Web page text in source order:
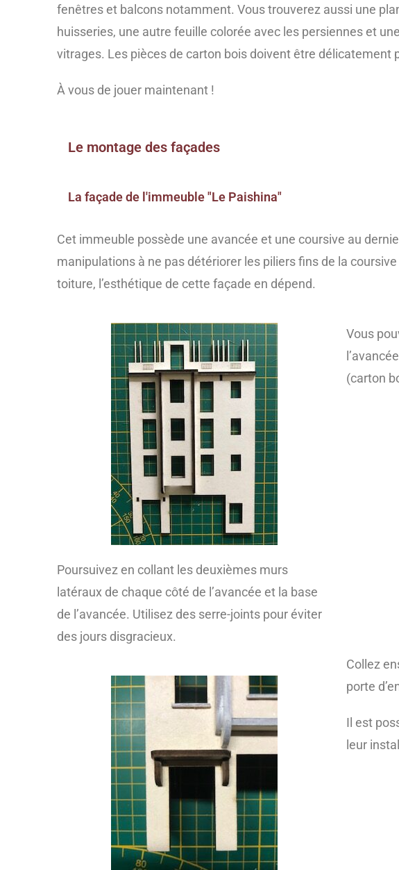
fenêtres et balcons notamment. Vous trouverez aussi une
huisseries, une autre feuille colorée avec les persiennes et
vitrages. Les pièces de carton bois doivent être délicatement
À vous de jouer maintenant !
Le montage des façades
La façade de l'immeuble "Le Paishina"
Cet immeuble possède une avancée et une coursive au
manipulations à ne pas détériorer les piliers fins de la
toiture, l’esthétique de cette façade en dépend.
Poursuivez en collant les deuxièmes murs
latéraux de chaque côté de l’avancée et la base
de l’avancée. Utilisez des serre-joints pour éviter
des jours disgracieux.
Vous
(carton
Collez
porte
Il est
leur